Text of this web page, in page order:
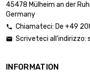
45478 Mülheim an der
Germany
 Chiamateci: De +49
 Scriveteci all'indirizzo:
INFORMATION